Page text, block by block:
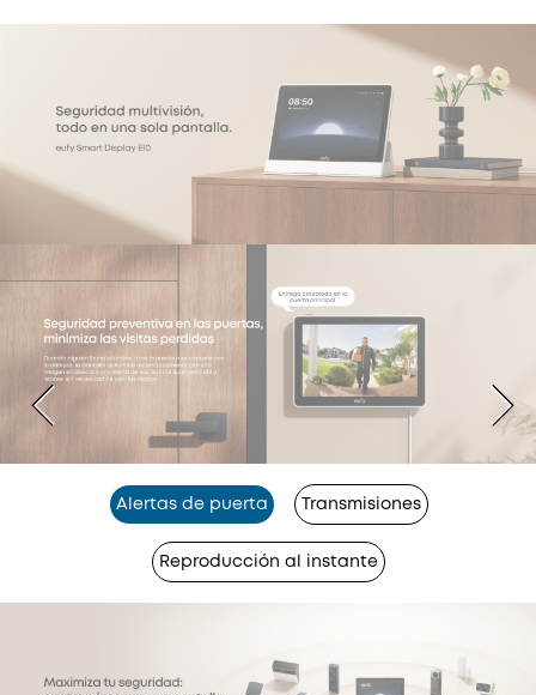
Alertas de puerta Transmisiones
Reproducción al instante